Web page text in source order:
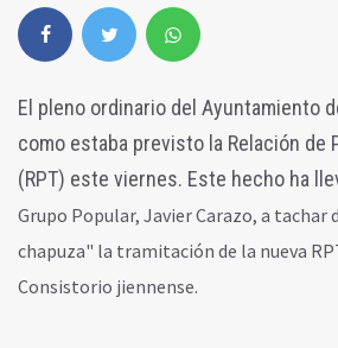
El pleno ordinario del Ayuntamiento
como estaba previsto la Relación de
(RPT) este viernes. Este hecho ha
Grupo Popular, Javier Carazo, a tachar
chapuza" la tramitación de la nueva
Consistorio jiennense.